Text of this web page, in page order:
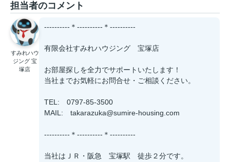
担当者のコメント
すみれハウ
ジング 宝
塚店
----------＊----------＊----------
有限会社すみれハウジング 宝塚店
お部屋探しを全力でサポートいたします！
当社までお気軽にお問合せ・ご相談ください。
TEL: 0797-85-3500
MAIL: takarazuka@sumire-housing.com
----------＊----------＊----------
当社はＪＲ・阪急 宝塚駅 徒歩２分です。